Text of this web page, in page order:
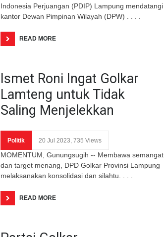
Indonesia Perjuangan (PDIP) Lampung mendatangi
kantor Dewan Pimpinan Wilayah (DPW) . . . .
READ MORE
Ismet Roni Ingat Golkar
Lamteng untuk Tidak
Saling Menjelekkan
Politik 20 Jul 2023, 735 Views
MOMENTUM, Gunungsugih -- Membawa semangat
dan target menang, DPD Golkar Provinsi Lampung
melaksanakan konsolidasi dan silahtu. . . .
READ MORE